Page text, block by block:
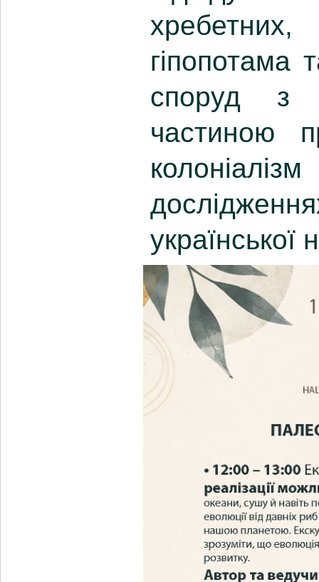
гіпопотама
споруд з
частиною
української